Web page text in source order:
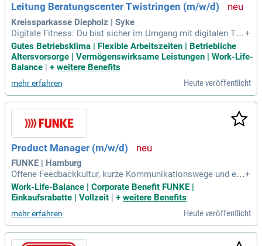
Leitung Beratungscenter Twistringen (m/w/d)
Kreissparkasse Diepholz | Syke
Digitale Fitness: Du bist sicher im Umgang mit digitalen The
men und Prozessen, nutzt die dir zur Verfügung stehenden
Möglichkeiten aktiv und umfassend. Gegenüber Veränderun
gen bist du sehr aufgeschlossen.
+
Gutes Betriebsklima | Flexible Arbeitszeiten | Betriebliche
Altersvorsorge | Vermögenswirksame Leistungen | Work-Life-
Balance | + weitere Benefits
mehr erfahren Heute veröffentlicht
Product Manager (m/w/d)
FUNKE | Hamburg
Offene Feedbackkultur, kurze Kommunikationswege und ein
herzliches Miteinander; Corporate Benefits: Wir bieten Dir ei
n Benefit-Portal mit attraktiven Rabatten und Abos; Halte Di
verschiedensten Fitnessstudios
+
Work-Life-Balance | Corporate Benefit FUNKE |
Einkaufsrabatte | Vollzeit | + weitere Benefits
mehr erfahren Heute veröffentlicht